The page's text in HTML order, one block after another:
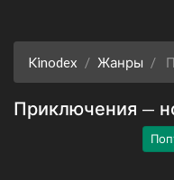
Kinodex Жанры
Приключения —